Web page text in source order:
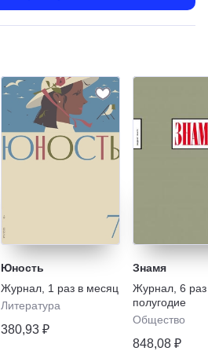
Юность
Журнал 1 раз в месяц
Литература
380,93 ₽
Знамя
Журнал 6
полугодие
Общество
848,08 ₽